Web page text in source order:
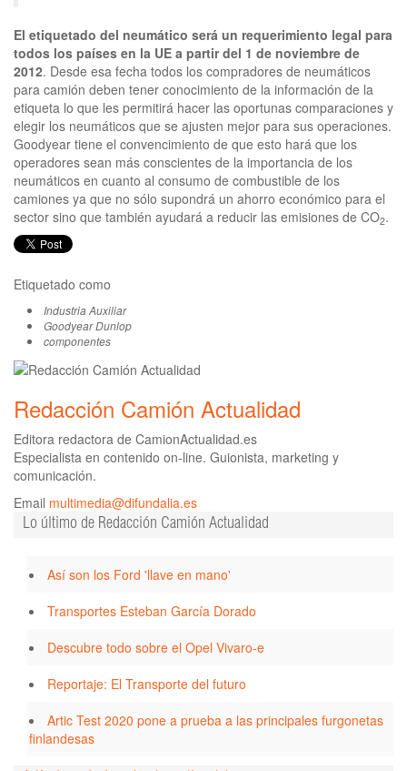
El etiquetado del neumático será un requerimiento legal para
todos los países en la UE a partir del 1 de noviembre de
2012. Desde esa fecha todos los compradores de neumáticos
para camión deben tener conocimiento de la información de la
etiqueta lo que les permitirá hacer las oportunas comparaciones y
elegir los neumáticos que se ajusten mejor para sus operaciones.
Goodyear tiene el convencimiento de que esto hará que los
operadores sean más conscientes de la importancia de los
neumáticos en cuanto al consumo de combustible de los
camiones ya que no sólo supondrá un ahorro económico para el
sector sino que también ayudará a reducir las emisiones de CO2.
Etiquetado como
Industria Auxiliar
Goodyear Dunlop
componentes
Redacción Camión Actualidad
Editora redactora de CamionActualidad.es
Especialista en contenido on-line. Guionista, marketing y
comunicación.
Email multimedia@difundalia.es
Lo último de Redacción Camión Actualidad
Así son los Ford 'llave en mano'
Transportes Esteban García Dorado
Descubre todo sobre el Opel Vivaro-e
Reportaje: El Transporte del futuro
Artic Test 2020 pone a prueba a las principales furgonetas
finlandesas